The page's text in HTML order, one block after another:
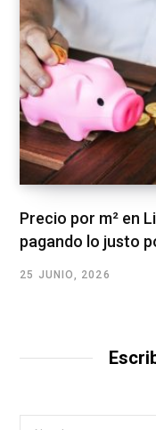
Precio por m² en
pagando lo justo
25 JUNIO, 2026